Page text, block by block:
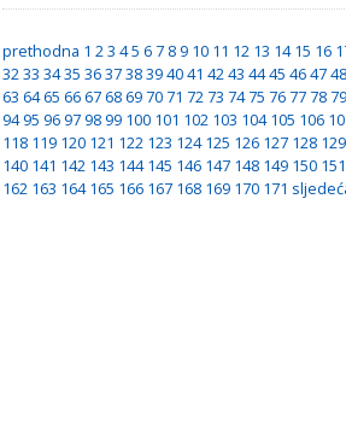
prethodna 1 23 45 6 7 8 9 10 11 12 13 14 15 16
3233 3435 363738394041 4243 4445 464748
63 64 65 66 67 68 69 70 71 72 73 74 75 76 77 78 79
94 95 96 97 98 99 100 101 102 103 104 105 106
118 119 120 121 122 123 124 125 126 127 128 129
140 141 142 143 144 145 146 147 148 149 150 151
162 163 164 165 166 167 168 169 170 171